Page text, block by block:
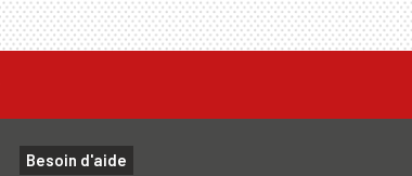
Besoin d'aide